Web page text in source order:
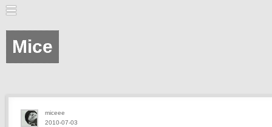
Mice
2010-07-03
miceee